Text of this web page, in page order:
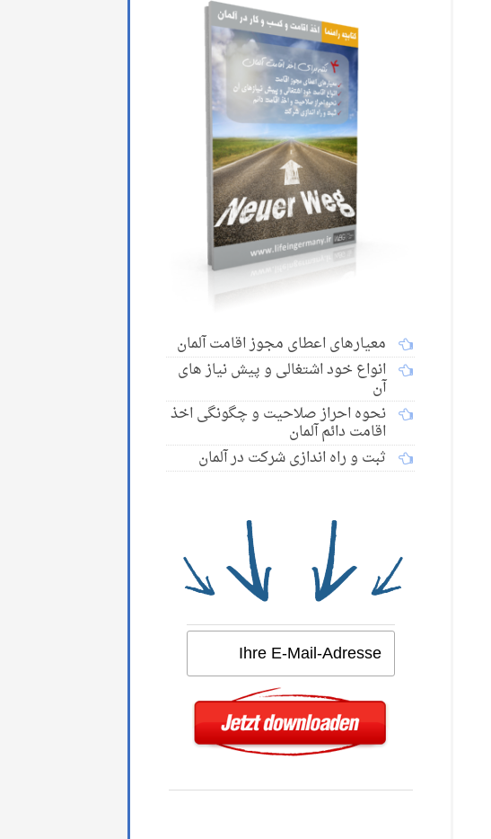
معیارهای اعطای مجوز اقامت آلمان
انواع خود اشتغالی و پیش نیاز های
آن
نحوه احراز صلاحیت و چگونگی اخذ
اقامت دائم آلمان
ثبت و راه اندازی شرکت در آلمان